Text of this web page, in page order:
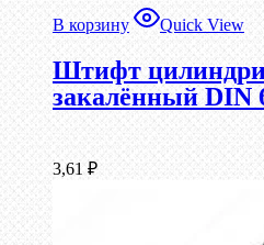
В корзину Quick View
Штифт
закалённый DIN
3,61 ₽